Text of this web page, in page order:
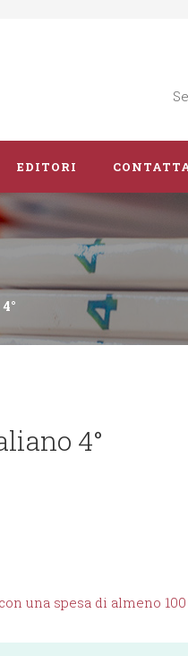
EDITORI
Dove Siamo
4°
una spesa di almeno 100